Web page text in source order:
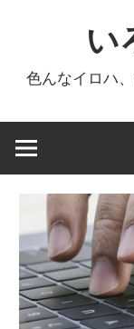
ツ
ス
い
色んなイロハ